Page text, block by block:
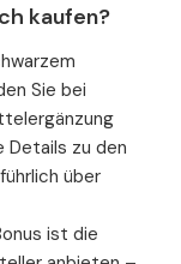
kaufen?
Sie bei
Details zu den
über
ist die